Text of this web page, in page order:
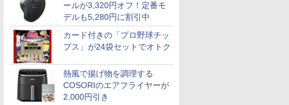
ールが3,320円オフ！定番モ
デルも5,280円に割引中
カード付きの「プロ野球チッ
プス」が24袋セットでオトク
熱風で揚げ物を調理する
COSORIのエアフライヤーが
2,000円引き